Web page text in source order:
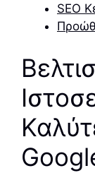
SEO